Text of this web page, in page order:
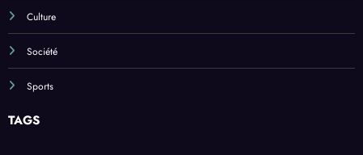
Culture
Société
Sports
TAGS